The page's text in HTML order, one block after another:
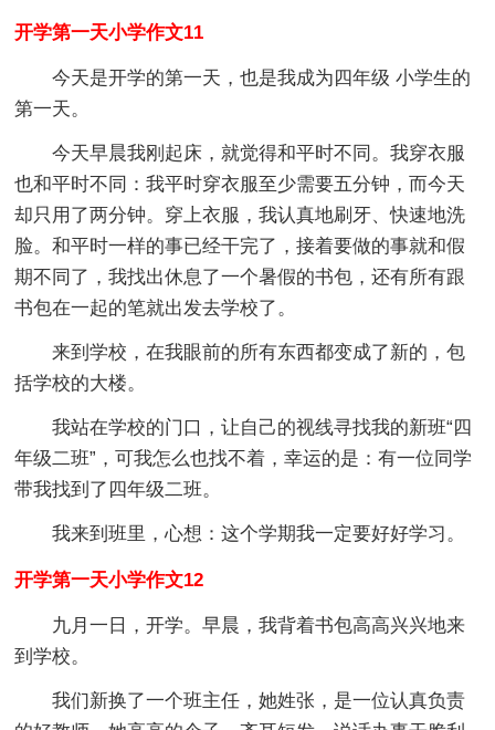
开学第一天小学作文11
今天是开学的第一天，也是我成为四年级 小学生的
第一天。
今天早晨我刚起床，就觉得和平时不同。我穿衣服
也和平时不同：我平时穿衣服至少需要五分钟，而今天
却只用了两分钟。穿上衣服，我认真地刷牙、快速地洗
脸。和平时一样的事已经干完了，接着要做的事就和假
期不同了，我找出休息了一个暑假的书包，还有所有跟
书包在一起的笔就出发去学校了。
来到学校，在我眼前的所有东西都变成了新的，包
括学校的大楼。
我站在学校的门口，让自己的视线寻找我的新班“四
年级二班”，可我怎么也找不着，幸运的是：有一位同学
带我找到了四年级二班。
我来到班里，心想：这个学期我一定要好好学习。
开学第一天小学作文12
九月一日，开学。早晨，我背着书包高高兴兴地来
到学校。
我们新换了一个班主任，她姓张，是一位认真负责